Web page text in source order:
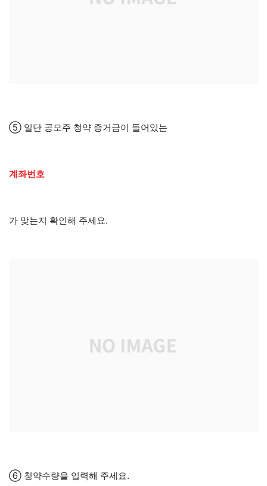
⑤ 일단 공모주 청약 증거금이 들어있는
계좌번호
가 맞는지 확인해 주세요.
⑥ 청약수량을 입력해 주세요.